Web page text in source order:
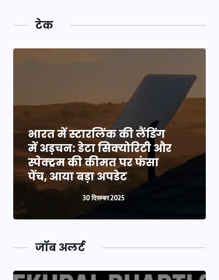
टेक
भारत में स्टारलिंक की लैंडिंग
में अड़चन: डेटा सिक्योरिटी और
स्पेक्ट्रम की कीमत पर फंसा
पेंच, आया बड़ा अपडेट
30 दिसम्बर 2025
जॉब अलर्ट